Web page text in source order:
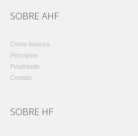
SOBRE AHF
Como Nasceu
Princípios
Finalidade
Contato
SOBRE HF